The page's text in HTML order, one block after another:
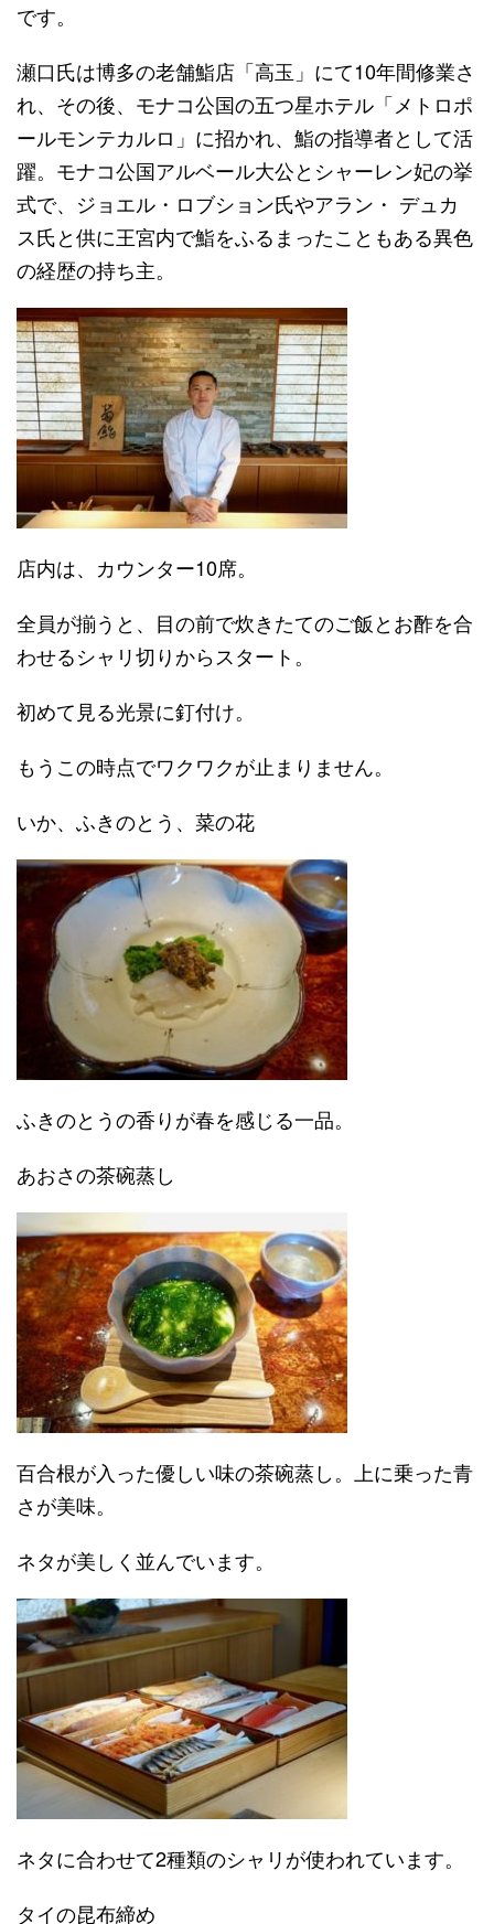
です。
瀬口氏は博多の老舗鮨店「高玉」にて10年間修業さ
れ、その後、モナコ公国の五つ星ホテル「メトロポ
ールモンテカルロ」に招かれ、鮨の指導者として活
躍。モナコ公国アルベール大公とシャーレン妃の挙
式で、ジョエル・ロブション氏やアラン・ デュカ
ス氏と供に王宮内で鮨をふるまったこともある異色
の経歴の持ち主。
店内は、カウンター10席。
全員が揃うと、目の前で炊きたてのご飯とお酢を合
わせるシャリ切りからスタート。
初めて見る光景に釘付け。
もうこの時点でワクワクが止まりません。
いか、ふきのとう、菜の花
ふきのとうの香りが春を感じる一品。
あおさの茶碗蒸し
百合根が入った優しい味の茶碗蒸し。上に乗った青
さが美味。
ネタが美しく並んでいます。
ネタに合わせて2種類のシャリが使われています。
タイの昆布締め